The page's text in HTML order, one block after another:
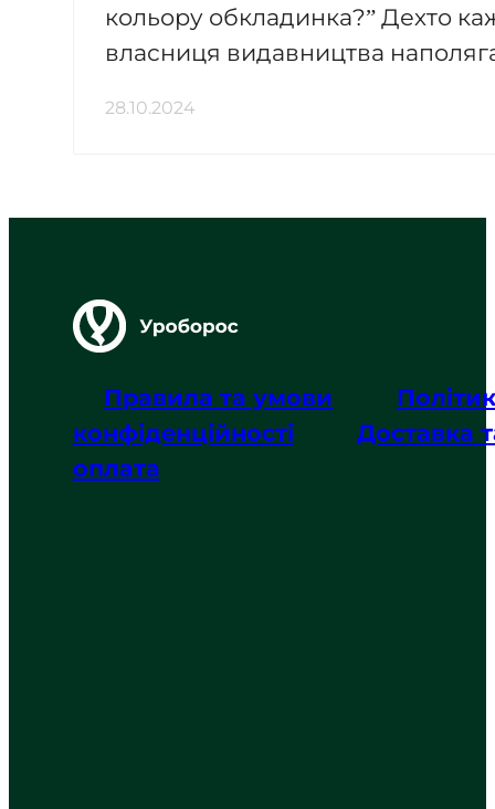
кольору обкладинка?” Дехто
власниця видавництва
28.10.2024
Правила та умови
конфіденційності
Доставка
оплата